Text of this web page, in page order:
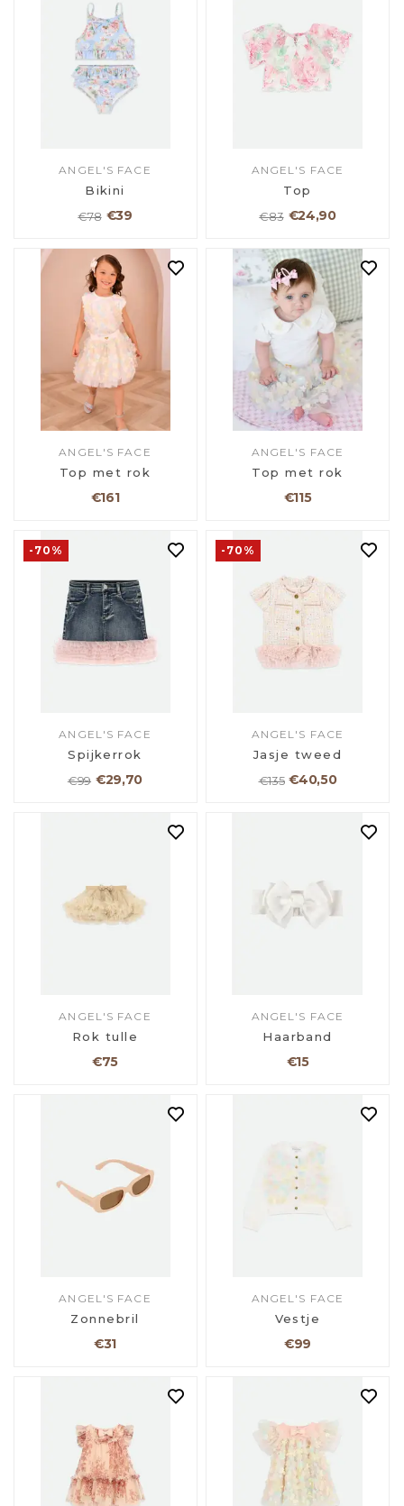
ANGEL'S FACE
Bikini
€78 €39
ANGEL'S FACE
Top
€83 €24,90
ANGEL'S FACE
Top met rok
€161
ANGEL'S FACE
Top met rok
€115
-70%
ANGEL'S FACE
Spijkerrok
€99 €29,70
-70%
ANGEL'S FACE
Jasje tweed
€135 €40,50
ANGEL'S FACE
Rok tulle
€75
ANGEL'S FACE
Haarband
€15
ANGEL'S FACE
Zonnebril
€31
ANGEL'S FACE
Vestje
€99